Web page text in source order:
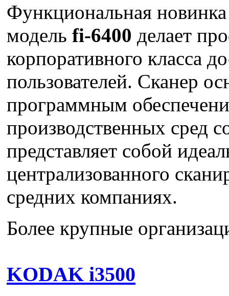
Функциональная
модель fi-6400 делает
корпоративного класса
пользователей. Сканер
программным
производственных сред
представляет собой
централизованного
средних компаниях.
Более крупные
KODAK i3500